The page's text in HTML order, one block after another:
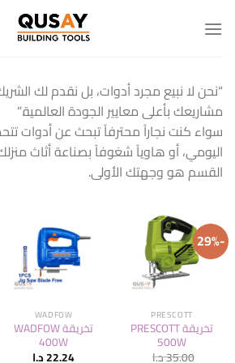
للمحتوى
“نحن لا نبيع مجرد أدوات، بل نقدم لك
مشاريعك بأعلى معايير الجودة العالمية.”
سواء كنت نجاراً محترفاً تبحث عن أدوات
اليومي، أو هاوياً شغوفاً بصناعة أثاث
القسم هو وجهتك الأولى.
-29%
PRESCOTT
تخريقة PRESCOTT
500W
35.00د.ا
WADFOW
تخريقة WADFOW
400W
22.24د.ا